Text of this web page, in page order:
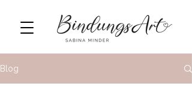
Blog